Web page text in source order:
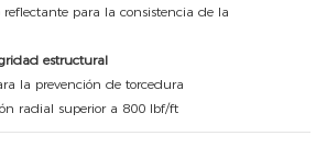
para la consistencia de la
estructural
la prevención de torcedura
radial superior a 800 lbf/ft